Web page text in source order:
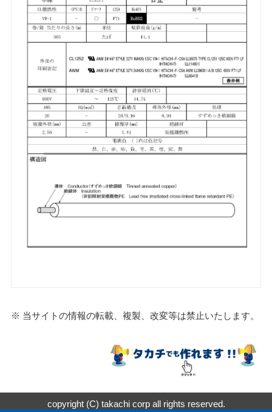
※ 当サイトの情報の転載、複製、改変等は禁止いたします。
copyright (C) takachi corp all rights reserved.